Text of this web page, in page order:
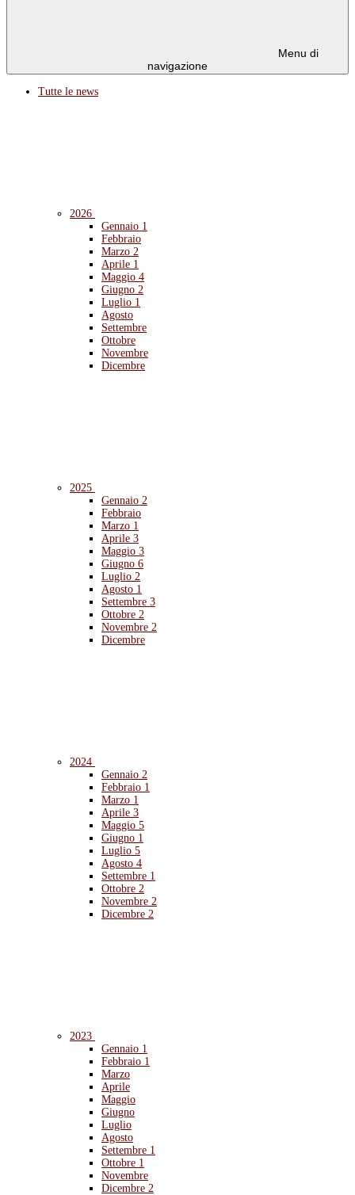
Menu di
navigazione
Tutte le news
2026
Gennaio 1
Febbraio
Marzo 2
Aprile 1
Maggio 4
Giugno 2
Luglio 1
Agosto
Settembre
Ottobre
Novembre
Dicembre
2025
Gennaio 2
Febbraio
Marzo 1
Aprile 3
Maggio 3
Giugno 6
Luglio 2
Agosto 1
Settembre 3
Ottobre 2
Novembre 2
Dicembre
2024
Gennaio 2
Febbraio 1
Marzo 1
Aprile 3
Maggio 5
Giugno 1
Luglio 5
Agosto 4
Settembre 1
Ottobre 2
Novembre 2
Dicembre 2
2023
Gennaio 1
Febbraio 1
Marzo
Aprile
Maggio
Giugno
Luglio
Agosto
Settembre 1
Ottobre 1
Novembre
Dicembre 2